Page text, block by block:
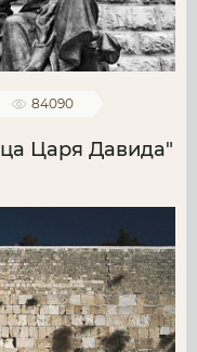
84090
Царя Давида"